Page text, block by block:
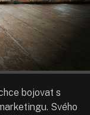
s klesajícími
bojovat s
Svého